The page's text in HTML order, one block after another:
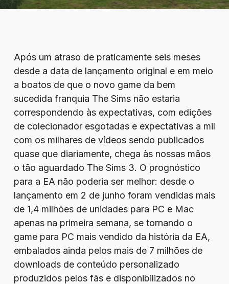
Após um atraso de praticamente seis meses
desde a data de lançamento original e em meio
a boatos de que o novo game da bem
sucedida franquia The Sims não estaria
correspondendo às expectativas, com edições
de colecionador esgotadas e expectativas a mil
com os milhares de vídeos sendo publicados
quase que diariamente, chega às nossas mãos
o tão aguardado The Sims 3. O prognóstico
para a EA não poderia ser melhor: desde o
lançamento em 2 de junho foram vendidas mais
de 1,4 milhões de unidades para PC e Mac
apenas na primeira semana, se tornando o
game para PC mais vendido da história da EA,
embalados ainda pelos mais de 7 milhões de
downloads de conteúdo personalizado
produzidos pelos fãs e disponibilizados no